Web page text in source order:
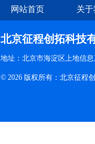
网站首页 关
北京征程创拓科技
地址：北京市海淀区上地信
© 2026 版权所有：北京征程